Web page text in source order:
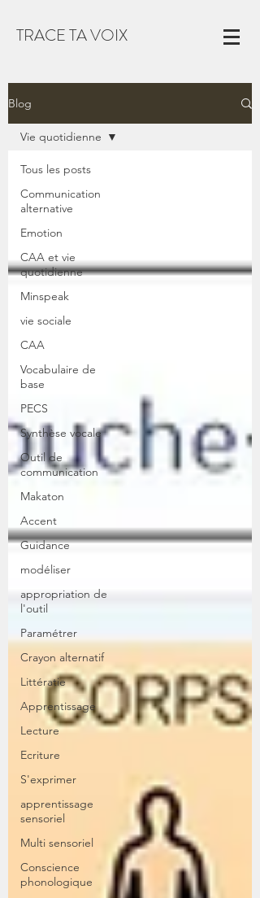
TRACE TA VOIX
Blog
Tous les posts
Communication
alternative
Emotion
CAA et vie
quotidienne
Minspeak
vie sociale
CAA
Vocabulaire de
base
PECS
Synthèse vocale
Outil de
communication
Makaton
Accent
Guidance
modéliser
appropriation de
l'outil
Paramétrer
Crayon alternatif
Littératie
Apprentissage
Lecture
Ecriture
S'exprimer
apprentissage
sensoriel
Multi sensoriel
Conscience
phonologique
Vie quotidienne